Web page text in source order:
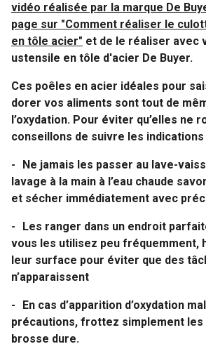
vidéo réalisée par la marque De
page sur "Comment réaliser le
en tôle acier" et de le réaliser avec
ustensile en tôle d'acier De Buyer.
Ces poêles en acier idéales pour
dorer vos aliments sont tout de
l’oxydation. Pour éviter qu’elles ne
conseillons de suivre les
-
Ne jamais les passer au lave-
lavage à la main à l’eau chaude
et sécher immédiatement avec
-
Les ranger dans un endroit
vous les utilisez peu fréquemment,
leur surface pour éviter que des
n’apparaissent
-
En cas d’apparition d’oxydation
précautions, frottez simplement les
brosse dure.